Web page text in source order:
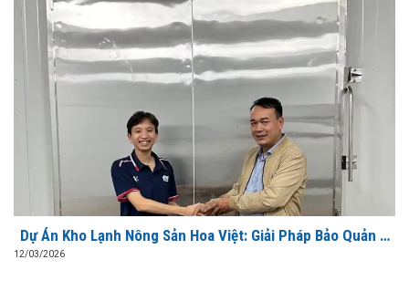
Dự Án Kho Lạnh Nông Sản Hoa Việt: Giải Pháp Bảo Quản &
12/03/2026